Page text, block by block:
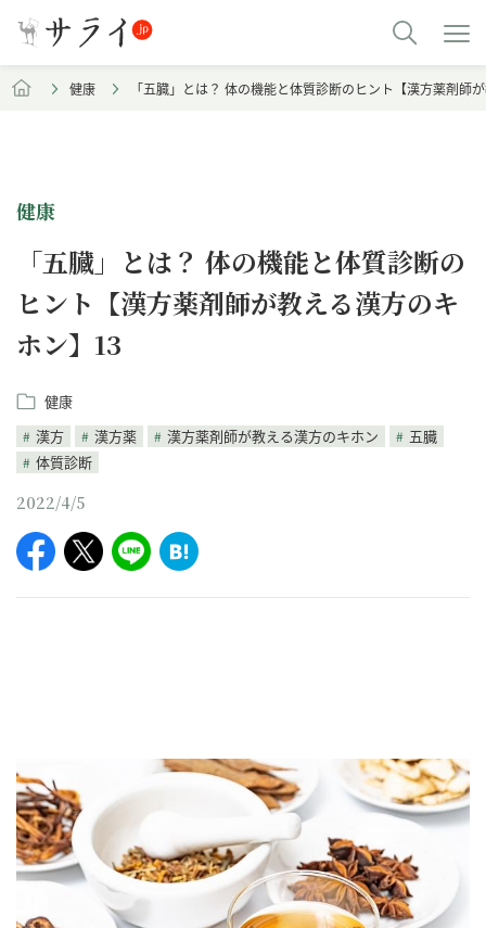
健康 「五臓」とは？ 体の機能と体質診断のヒント【漢方薬剤師
健康
「五臓」とは？ 体の機能と体質診断の
ヒント【漢方薬剤師が教える漢方のキ
ホン】13
健康
漢方
漢方薬 漢方薬剤師が教える漢方のキホン
五臓
体質診断
2022/4/5